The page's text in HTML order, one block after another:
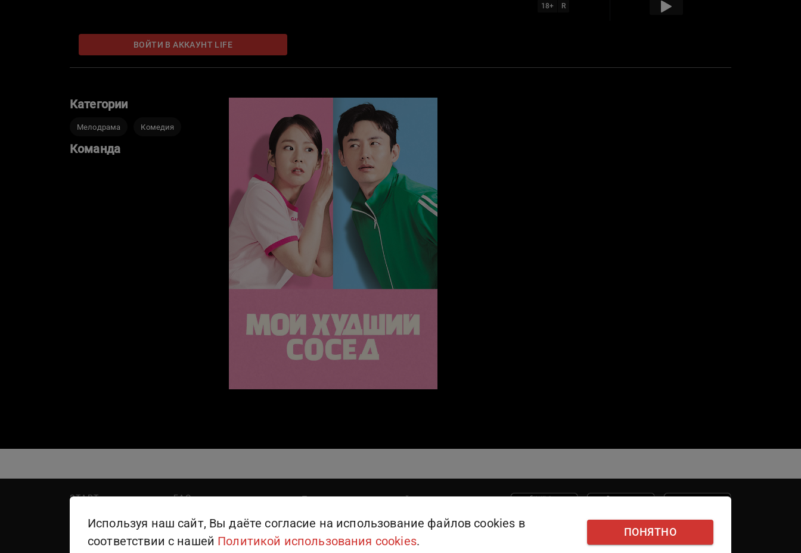
18+ R
ВОЙТИ В АККАУНТ LIFE
Категории
Мелодрама Комедия
Команда
START
FAQ
Поддержка пользователей
Используя наш сайт, Вы даёте согласие на использование файлов cookies в
соответствии с нашей Политикой использования cookies.
ПОНЯТНО